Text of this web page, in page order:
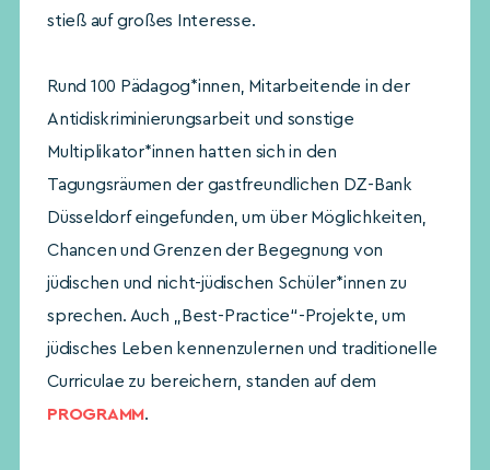
stieß auf großes Interesse.
Rund 100 Pädagog*innen, Mitarbeitende in der
Antidiskriminierungsarbeit und sonstige
Multiplikator*innen hatten sich in den
Tagungsräumen der gastfreundlichen DZ-Bank
Düsseldorf eingefunden, um über Möglichkeiten,
Chancen und Grenzen der Begegnung von
jüdischen und nicht-jüdischen Schüler*innen zu
sprechen. Auch „Best-Practice“-Projekte, um
jüdisches Leben kennenzulernen und traditionelle
Curriculae zu bereichern, standen auf dem
PROGRAMM.